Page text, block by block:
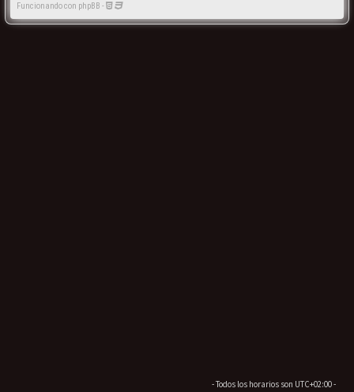
Funcionando con phpBB -
- Todos los horarios son UTC+02:00-